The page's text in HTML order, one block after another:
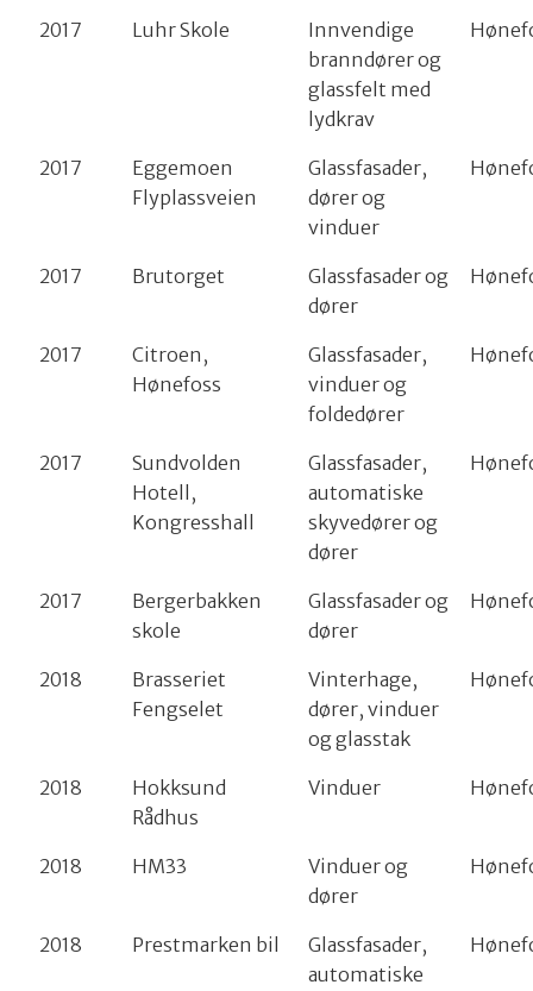
2017 Luhr Skole
Innvendige
branndører og
glassfelt med
lydkrav
2017
Eggemoen
Flyplassveien
Glassfasader,
dører og
vinduer
2017 Brutorget
Glassfasader og
dører
2017
Citroen,
Hønefoss
Glassfasader,
vinduer og
foldedører
2017
Sundvolden
Hotell,
Kongresshall
Glassfasader,
automatiske
skyvedører og
dører
2017
Bergerbakken
skole
Glassfasader og
dører
2018
Brasseriet
Fengselet
Vinterhage,
dører, vinduer
og glasstak
2018
Hokksund
Rådhus
Vinduer
2018 HM33
Vinduer og
dører
2018 Prestmarken bil
Glassfasader,
automatiske